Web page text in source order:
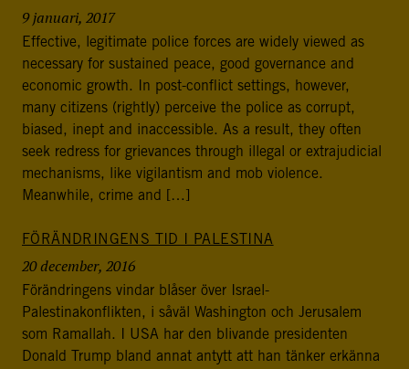
Instagram
Facebook
Twitter
LinkedIn
KONTAKTA FOLKE BERNADOTTEAKADEMIN
Ring
010-456 23 0
Mail
Kontakta oss
Sök efter:
9 januari, 2017
Effective, legitimate police forces are widely viewed as
necessary for sustained peace, good governance and
economic growth. In post-conflict settings, however,
many citizens (rightly) perceive the police as corrupt,
biased, inept and inaccessible. As a result, they often
seek redress for grievances through illegal or extrajudicial
mechanisms, like vigilantism and mob violence.
Meanwhile, crime and […]
FÖRÄNDRINGENS TID I PALESTINA
20 december, 2016
Förändringens vindar blåser över Israel-
Palestinakonflikten, i såväl Washington och Jerusalem
som Ramallah. I USA har den blivande presidenten
Donald Trump bland annat antytt att han tänker erkänna